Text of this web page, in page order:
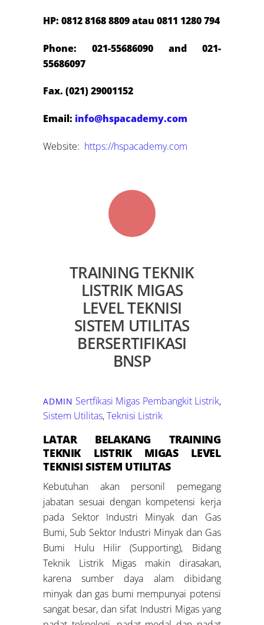
HP: 0812 8168 8809 atau 0811 1280 794
Phone: 021-55686090 and 021-
55686097
Fax. (021) 29001152
Email: info@hspacademy.com
Website: https://hspacademy.com
TRAINING TEKNIK
LISTRIK MIGAS
LEVEL TEKNISI
SISTEM UTILITAS
BERSERTIFIKASI
BNSP
ADMIN Sertfikasi Migas Pembangkit Listrik,
Sistem Utilitas,Teknisi Listrik
LATAR BELAKANG
TRAINING
TEKNIK LISTRIK MIGAS LEVEL
TEKNISI SISTEM UTILITAS
Kebutuhan akan personil pemegang
jabatan sesuai dengan kompetensi kerja
pada Sektor Industri Minyak dan Gas
Bumi, Sub Sektor Industri Minyak dan Gas
Bumi Hulu Hilir (Supporting), Bidang
Teknik Listrik Migas makin dirasakan,
karena sumber daya alam dibidang
minyak dan gas bumi mempunyai potensi
sangat besar, dan sifat Industri Migas yang